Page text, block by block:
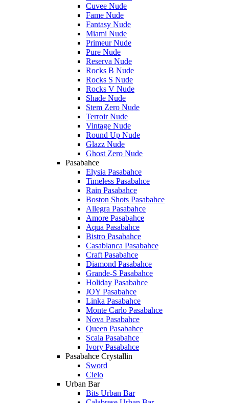
Cuvee Nude
Fame Nude
Fantasy Nude
Miami Nude
Primeur Nude
Pure Nude
Reserva Nude
Rocks B Nude
Rocks S Nude
Rocks V Nude
Shade Nude
Stem Zero Nude
Terroir Nude
Vintage Nude
Round Up Nude
Glazz Nude
Ghost Zero Nude
Pasabahce
Elysia Pasabahce
Timeless Pasabahce
Rain Pasabahce
Boston Shots Pasabahce
Allegra Pasabahce
Amore Pasabahce
Aqua Pasabahce
Bistro Pasabahce
Casablanca Pasabahce
Craft Pasabahce
Diamond Pasabahce
Grande-S Pasabahce
Holiday Pasabahce
JOY Pasabahce
Linka Pasabahce
Monte Carlo Pasabahce
Nova Pasabahce
Queen Pasabahce
Scala Pasabahce
Ivory Pasabahce
Pasabahce Crystallin
Sword
Cielo
Urban Bar
Bits Urban Bar